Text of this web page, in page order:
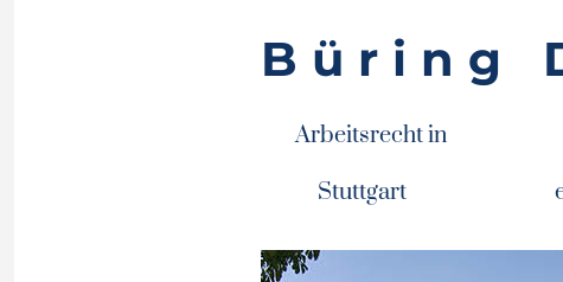
Büring
Arbeitsrecht in
Stuttgart